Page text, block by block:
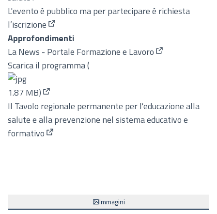
L'evento è pubblico ma per partecipare è richiesta
l’iscrizione
(Collegamento esterno)
Approfondimenti
La News - Portale Formazione e Lavoro
Scarica il programma (
1.87 MB)
(Collegamento esterno)
Il Tavolo regionale permanente per l'educazione alla
salute e alla prevenzione nel sistema educativo e
formativo
Immagini